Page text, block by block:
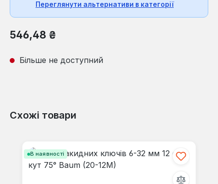
Переглянути альтернативи в категорії
Звичайна ціна:
546,48 ₴
Більше не доступний
Схожі товари
В наявності